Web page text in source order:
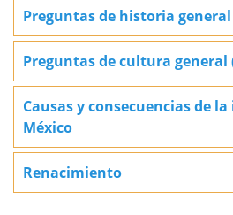
Preguntas de historia general
Preguntas de cultura general
Causas y consecuencias de
México
Renacimiento